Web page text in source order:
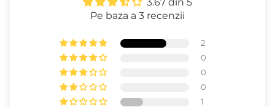
Pe baza a 3 recenzii
2
0
0
0
1